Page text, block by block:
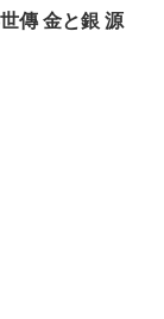
傳 金と銀 源